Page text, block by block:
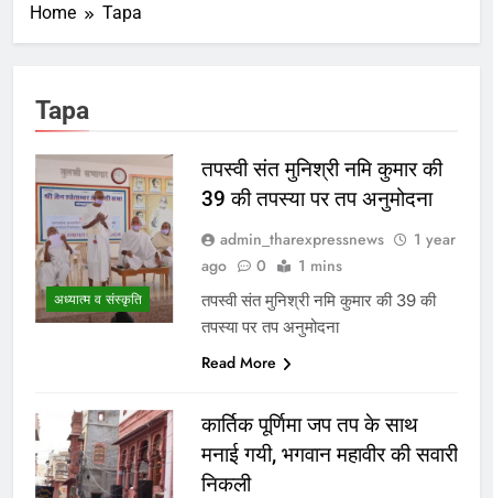
Home Tapa
Tapa
अध्यात्म व संस्कृति
तपस्वी संत मुनिश्री नमि कुमार की
39 की तपस्या पर तप अनुमोदना
admin_tharexpressnews
1 year
ago
0 1 mins
तपस्वी संत मुनिश्री नमि कुमार की 39 की
तपस्या पर तप अनुमोदना
Read More
कार्तिक पूर्णिमा जप तप के साथ
मनाई गयी, भगवान महावीर की सवारी
निकली